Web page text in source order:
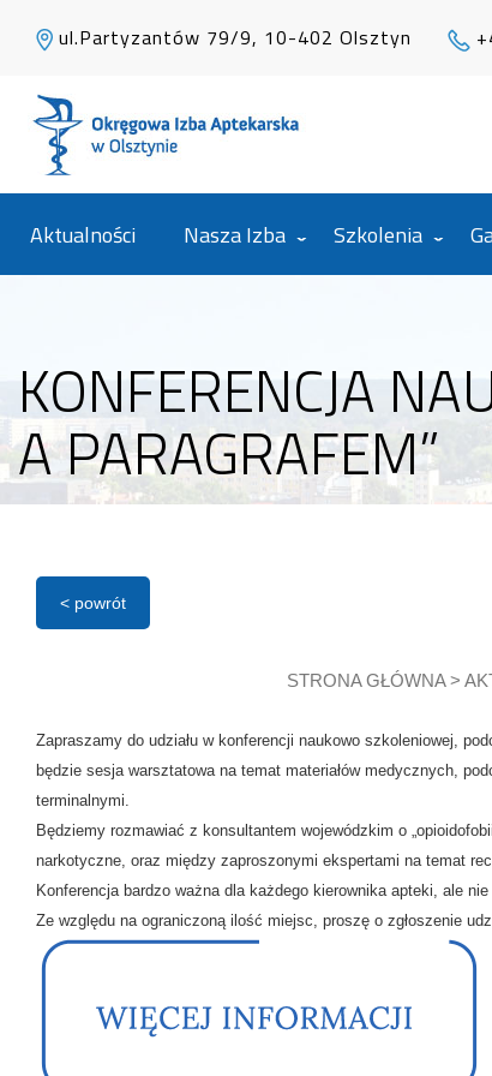
ul.Partyzantów 79/9, 10-402 Olsztyn
Aktualności Nasza Izba Szkolenia
KONFERENCJA
A PARAGRAFEM”
< powrót
STRONA GŁÓWNA>
Zapraszamy do udziału w konferencji naukowo szkoleniowej,
będzie sesja warsztatowa na temat materiałów medycznych,
terminalnymi.
Będziemy rozmawiać z konsultantem wojewódzkim o
narkotyczne, oraz między zaproszonymi ekspertami na temat
Konferencja bardzo ważna dla każdego kierownika apteki, ale
Ze względu na ograniczoną ilość miejsc, proszę o zgłoszenie